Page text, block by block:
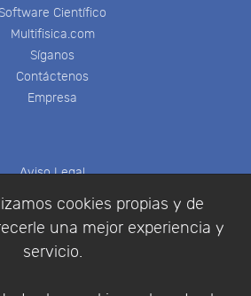
cookies propias y de
una mejor experiencia y
servicio.
Científico
Multifisica.com
Síganos
Contáctenos
Empresa
Aviso Legal
de compra
Identificarse